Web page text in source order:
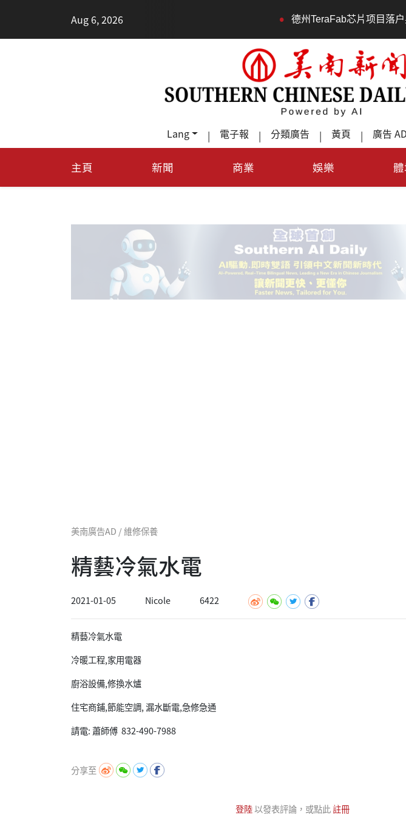
Aug 6, 2026 德州TeraFab芯片项目落户奥斯汀 马
Lang | 電子報 | 分類廣告 | 黃頁 | 廣告 AD
主頁 新聞 商業 娛樂
美南廣告AD / 維修保養
精藝冷氣水電
2021-01-05 Nicole 6422
精藝冷氣水電
冷暖工程,家用電器
廚浴設備,修換水爐
住宅商鋪,節能空調, 漏水斷電,急修急通
請電: 蕭師傅 832-490-7988
分享至
登陸以發表評論，或點此註冊